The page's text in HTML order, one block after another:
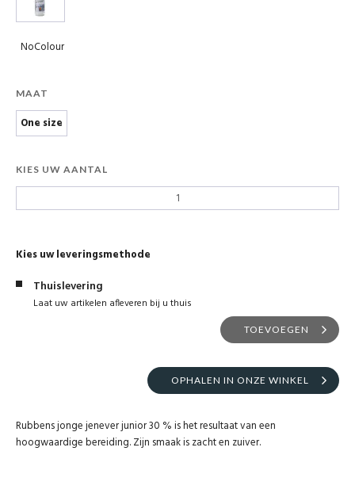
NoColour
MAAT
One size
KIES UW AANTAL
Kies uw leveringsmethode
Thuislevering
Laat uw artikelen afleveren bij u thuis
TOEVOEGEN
OPHALEN IN ONZE WINKEL
Rubbens jonge jenever junior 30 % is het resultaat van een
hoogwaardige bereiding. Zijn smaak is zacht en zuiver.